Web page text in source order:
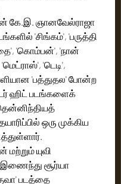
கே.இ. ஞானவேல்ராஜா
'சிங்கம்', 'பருத்தி
'கொம்பன்', 'நான்
'டெடி',
'பத்துதல' போன்ற
ஹிட் படங்களைக்
ஒரு முக்கிய
மற்றும் யுவி
சூர்யா
படத்தை